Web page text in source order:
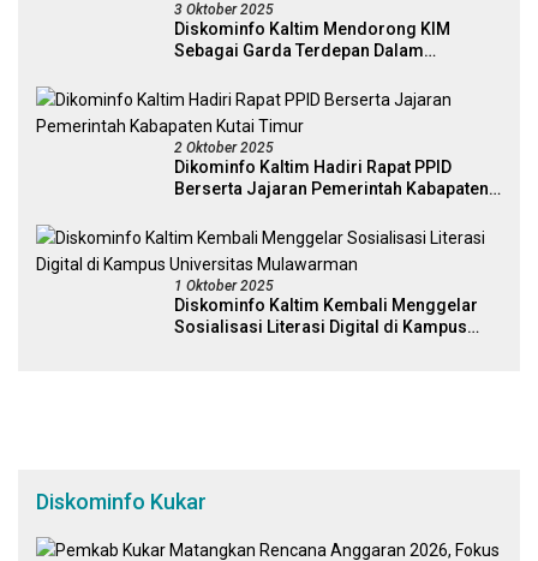
3 Oktober 2025
Diskominfo Kaltim Mendorong KIM
Sebagai Garda Terdepan Dalam
2 Oktober 2025
Dikominfo Kaltim Hadiri Rapat PPID
Berserta Jajaran Pemerintah Kabapaten
1 Oktober 2025
Diskominfo Kaltim Kembali Menggelar
Sosialisasi Literasi Digital di Kampus
Diskominfo Kukar